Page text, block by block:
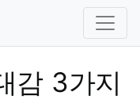
감 3가지